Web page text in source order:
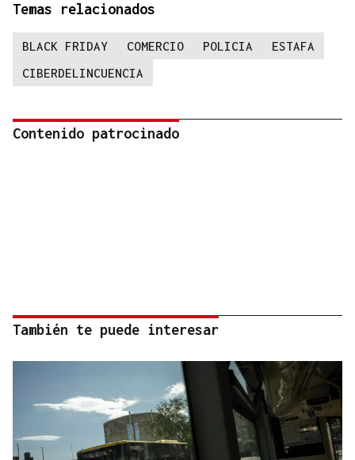
Temas relacionados
BLACK FRIDAY COMERCIO POLICIA
ESTAFA
CIBERDELINCUENCIA
Contenido patrocinado
También te puede interesar